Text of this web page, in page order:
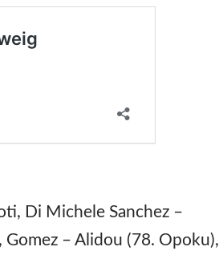
Di Michele Sanchez –
Gomez – Alidou (78. Opoku),